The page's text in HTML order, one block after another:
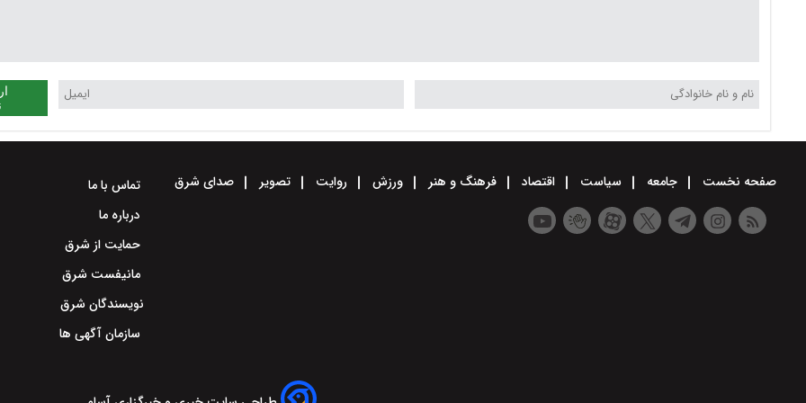
صفحه نخست جامعه سیاست اقتصاد فرهنگ و هنر ورزش روایت تصویر صدای شرق
تماس با ما
درباره ما
حمایت از شرق
مانیفست شرق
نویسندگان شرق
سازمان آگهی ها